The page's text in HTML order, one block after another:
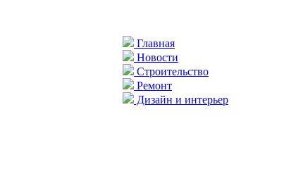
Главная
Новости
Строительство
Ремонт
Дизайн и интерьер